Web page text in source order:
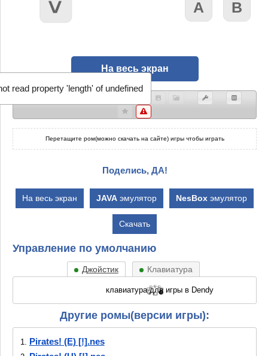
На весь экран
Перетащите ром(можно скачать на сайте) игры чтобы играть
Поделись, ДА!
На весь экран JAVA эмулятор NesBox эмулятор
Скачать
Управление по умолчанию
Джойстик Клавиатура
Другие ромы(версии игры):
1. Pirates! (E) [!].nes
read property 'length' of undefined